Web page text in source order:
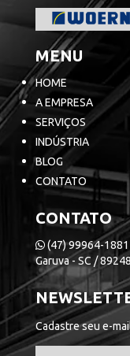
MENU
HOME
A EMPRESA
SERVIÇOS
INDÚSTRIA
BLOG
CONTATO
CONTATO
(47) 99964-1881
Garuva - SC /
Cadastre seu e-